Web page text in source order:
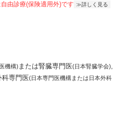
自由診療(保険適用外)です 詳しく見る
機構)または腎臓専門医(日本腎臓学会)
科専門医(日本専門医機構または日本外科